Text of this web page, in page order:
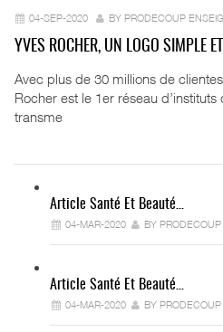
04-SEP-2020 BY PRODECOUP
YVES ROCHER, UN LOGO SIMPLE
Avec plus de 30 millions de
Rocher est le 1er réseau
transme
Article Santé Et Beauté…
04-MAR-2020 BY
Article Santé Et Beauté…
04-MAR-2020 BY